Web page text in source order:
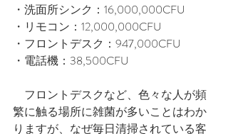
・洗面所シンク：16,000,000CFU
・リモコン：12,000,000CFU
・フロントデスク：947,000CFU
・電話機：38,500CFU
フロントデスクなど、色々な人が頻
繁に触る場所に雑菌が多いことはわか
りますが、なぜ毎日清掃されている客